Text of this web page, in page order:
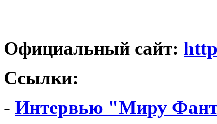
Официальный сайт:
Ссылки:
- Интервью "Миру